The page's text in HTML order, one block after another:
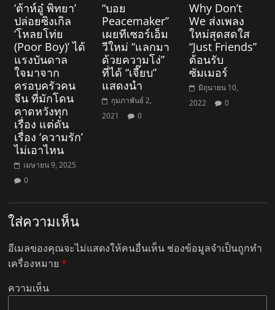
‘ต้าห์อู๋ พิทยา’
ปล่อยซิงเกิล
‘โหลยโท่ย
(Poor Boy)’ ได้
แรงบันดาล
ใจมาจาก
ครอบครัวคน
จีน ที่มักโดน
คาดหวังทุก
เรื่อง แต่ดัน
เรื่อง ‘ความรัก’
ไม่เอาไหน
เมษายน 9, 2025
0
“บอย
Peacemaker”
เผยทีเซอร์เอ็ม
วีใหม่ “แลกมา
ด้วยความโง่”
ที่ได้ “เจี๊ยบ”
แสดงนำ
กุมภาพันธ์ 2,
2021
0
Why Don’t
We ส่งเพลง
ใหม่สุดสดใส
“Just Friends”
ต้อนรับ
ซัมเมอร์
มิถุนายน 10,
2022
0
ใส่ความเห็น
อีเมลของคุณจะไม่แสดงให้คนอื่นเห็น ช่องข้อมูลจำเป็นถูกทำ
เครื่องหมาย*
ความเห็น